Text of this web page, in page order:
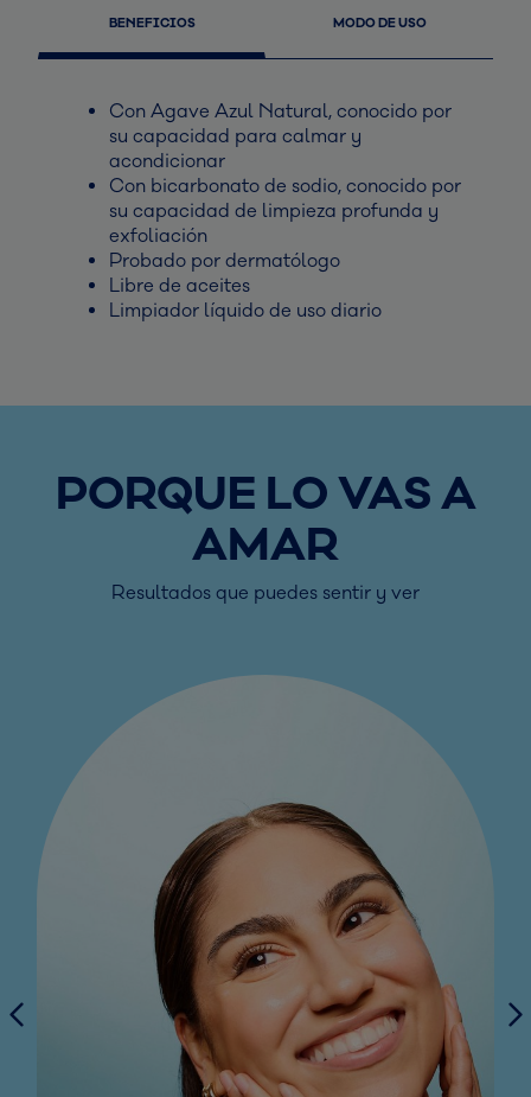
BENEFICIOS MODO DE USO
Con Agave Azul Natural, conocido por
su capacidad para calmar y
acondicionar
Con bicarbonato de sodio, conocido por
su capacidad de limpieza profunda y
exfoliación
Probado por dermatólogo
Libre de aceites
Limpiador líquido de uso diario
PORQUE LO VAS A
AMAR
Resultados que puedes sentir y ver